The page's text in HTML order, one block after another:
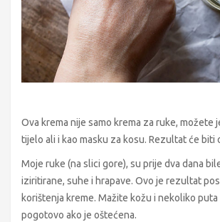
Ova krema nije samo krema za ruke, možete
tijelo ali i kao masku za kosu. Rezultat će biti
Moje ruke (na slici gore), su prije dva dana
iziritirane, suhe i hrapave. Ovo je rezultat
korištenja kreme. Mažite kožu i nekoliko puta
pogotovo ako je oštećena.